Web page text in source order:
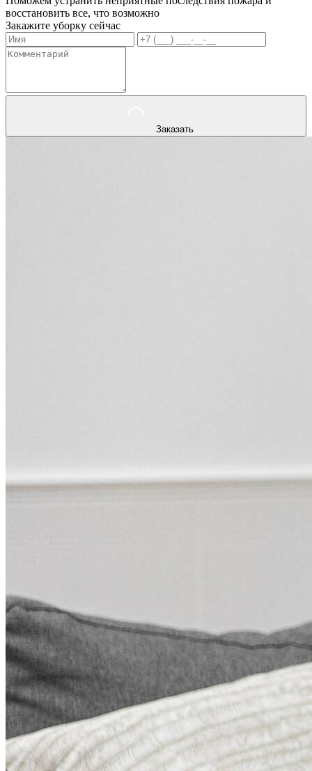
восстановить все, что возможно
Закажите уборку сейчас
Заказать